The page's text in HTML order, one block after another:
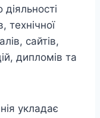
технічної
сайтів,
дипломів та
укладає